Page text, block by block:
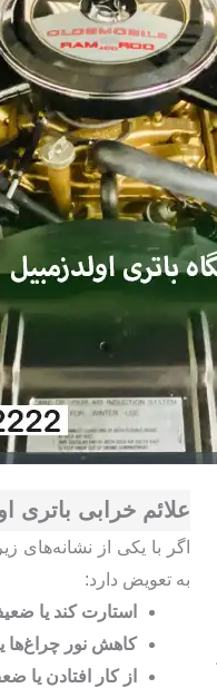
علائم خرابی باتری
اگر با یکی از نشانه‌های
به تعویض دارد:
استارت کند یا
کاهش نور چراغ‌ها
از کار افتادن یا